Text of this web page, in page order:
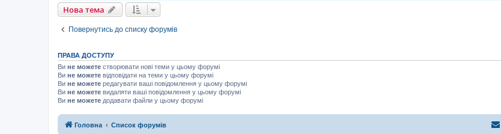
Нова тема
Повернутись до списку форумів
ПРАВА ДОСТУПУ
Ви не можете створювати нові теми у цьому форумі
Ви не можете відповідати на теми у цьому форумі
Ви не можете редагувати ваші повідомлення у цьому форумі
Ви не можете видаляти ваші повідомлення у цьому форумі
Ви не можете додавати файли у цьому форумі
Головна Список форумів